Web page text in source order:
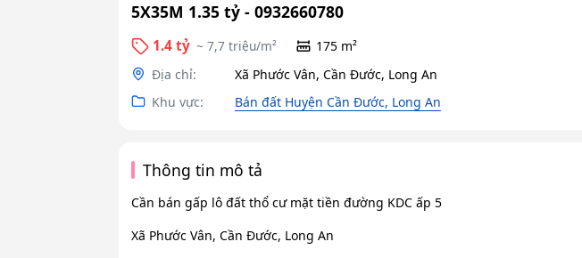
5X35M 1.35 tỷ - 0932660780
1.4 tỷ ~ 7,7 triệu/m² 175 m²
Địa chỉ:
Xã Phước Vân, Cần Đước, Long An
Khu vực:
Bán đất Huyện Cần Đước, Long An
Thông tin mô tả
Cần bán gấp lô đất thổ cư mặt tiền đường KDC ấp 5
Xã Phước Vân, Cần Đước, Long An